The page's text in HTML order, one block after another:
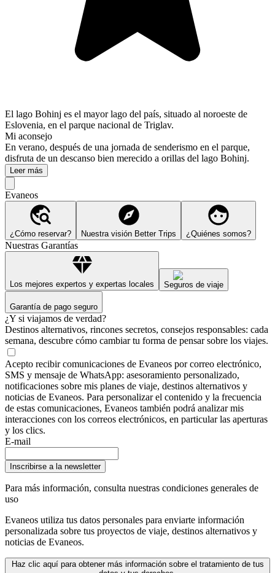
El lago Bohinj es el mayor lago del país, situado al noroeste de
Eslovenia, en el parque nacional de Triglav.
Mi aconsejo
En verano, después de una jornada de senderismo en el parque,
disfruta de un descanso bien merecido a orillas del lago Bohinj.
Leer más
Evaneos
¿Cómo reservar? Nuestra visión Better Trips ¿Quiénes somos?
Nuestras Garantías
Los mejores expertos y expertas locales Seguros de viaje
Garantía de pago seguro
¿Y si viajamos de verdad?
Destinos alternativos, rincones secretos, consejos responsables: cada
semana, descubre cómo cambiar tu forma de pensar sobre los viajes.
Acepto recibir comunicaciones de Evaneos por correo electrónico,
SMS y mensaje de WhatsApp: asesoramiento personalizado,
notificaciones sobre mis planes de viaje, destinos alternativos y
noticias de Evaneos. Para personalizar el contenido y la frecuencia
de estas comunicaciones, Evaneos también podrá analizar mis
interacciones con los correos electrónicos, en particular las aperturas
y los clics.
E-mail
Inscribirse a la newsletter
Para más información, consulta nuestras condiciones generales de
uso
Evaneos utiliza tus datos personales para enviarte información
personalizada sobre tus proyectos de viaje, destinos alternativos y
noticias de Evaneos.
Haz clic aquí para obtener más información sobre el tratamiento de tus